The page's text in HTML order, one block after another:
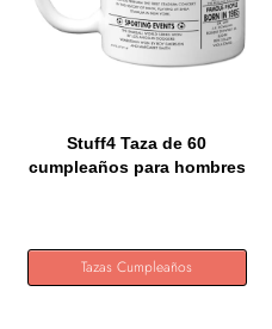
Stuff4 Taza de 60
cumpleaños para hombres
Tazas Cumpleaños